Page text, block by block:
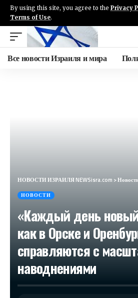
By using this site, you agree to the Privacy
Terms of Use.
Все новости Израиля и мира
НОВОСТИ ИЗРАИЛЯ NEWSisra.com >
НОВОСТИ
«Каждый день
как в Орске и
справляются с
наводнениями